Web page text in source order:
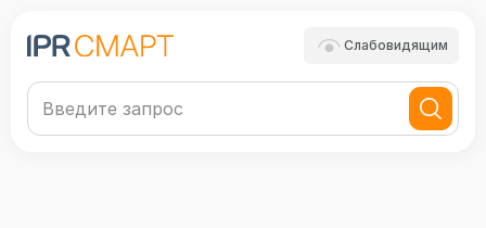
Слабовидящим